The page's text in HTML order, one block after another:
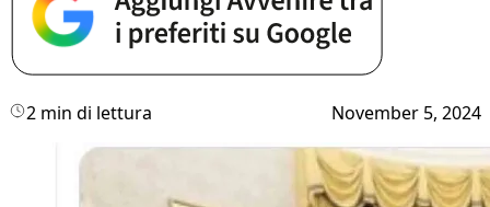
2 min di lettura November 5, 2024